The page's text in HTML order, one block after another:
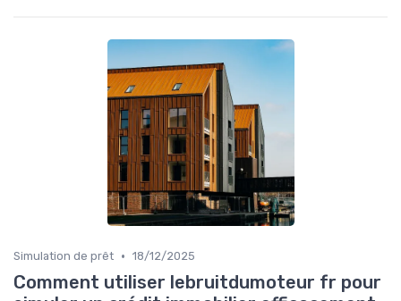
Simulation de prêt • 18/12/2025
Comment utiliser lebruitdumoteur fr pour